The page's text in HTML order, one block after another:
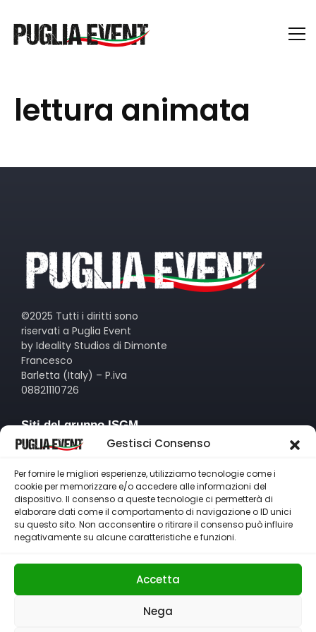
Gestisci Consenso
Per fornire le migliori esperienze, utilizziamo tecnologie come i
cookie per memorizzare e/o accedere alle informazioni del
dispositivo. Il consenso a queste tecnologie ci permetterà di
elaborare dati come il comportamento di navigazione o ID unici
su questo sito. Non acconsentire o ritirare il consenso può influire
negativamente su alcune caratteristiche e funzioni.
Accetta
Nega
lettura animata
©2025 Tutti i diritti sono
riservati a Puglia Event
by Ideality Studios di Dimonte
Francesco
Barletta (Italy) – P.iva
08821110726
Siti del gruppo ISGM
www.idealitystudios.com
www.pugliasportchannel.it
www.radioeterea.it
Contatti
info@idealitystudios.com
Inserisci il tuo evento